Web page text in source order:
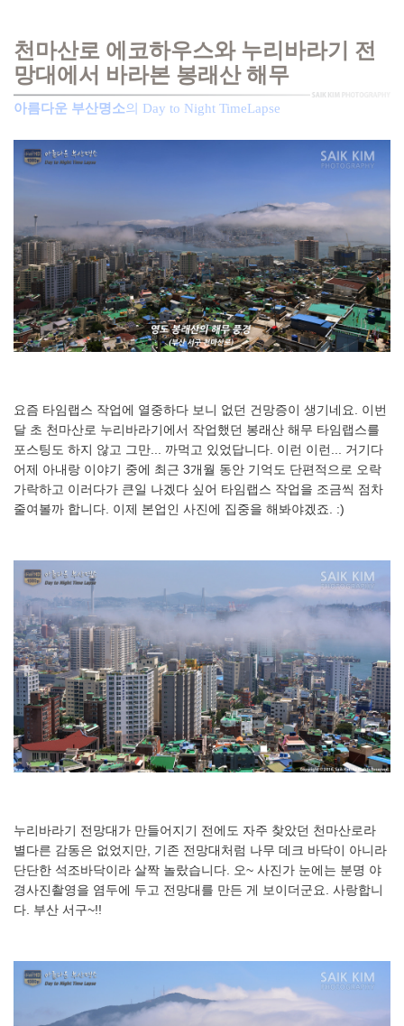
천마산로 에코하우스와 누리바라기 전
망대에서 바라본 봉래산 해무
아름다운 부산명소의 Day to Night TimeLapse
요즘 타임랩스 작업에 열중하다 보니 없던 건망증이 생기네요. 이번
달 초 천마산로 누리바라기에서 작업했던 봉래산 해무 타임랩스를
포스팅도 하지 않고 그만... 까먹고 있었답니다. 이런 이런... 거기다
어제 아내랑 이야기 중에 최근 3개월 동안 기억도 단편적으로 오락
가락하고 이러다가 큰일 나겠다 싶어 타임랩스 작업을 조금씩 점차
줄여볼까 합니다. 이제 본업인 사진에 집중을 해봐야겠죠. :)
누리바라기 전망대가 만들어지기 전에도 자주 찾았던 천마산로라
별다른 감동은 없었지만, 기존 전망대처럼 나무 데크 바닥이 아니라
단단한 석조바닥이라 살짝 놀랐습니다. 오~ 사진가 눈에는 분명 야
경사진촬영을 염두에 두고 전망대를 만든 게 보이더군요. 사랑합니
다. 부산 서구~!!